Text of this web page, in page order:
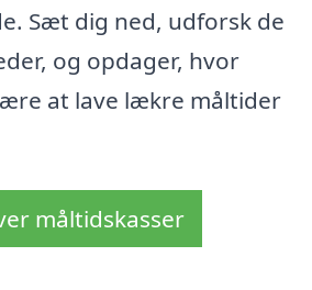
Sæt dig ned, udforsk de
og opdager, hvor
at lave lækre måltider
måltidskasser